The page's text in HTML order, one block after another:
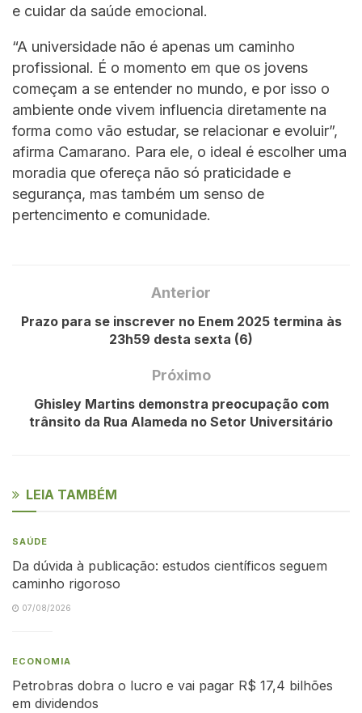
e cuidar da saúde emocional.
“A universidade não é apenas um caminho
profissional. É o momento em que os jovens
começam a se entender no mundo, e por isso o
ambiente onde vivem influencia diretamente na
forma como vão estudar, se relacionar e evoluir”,
afirma Camarano. Para ele, o ideal é escolher uma
moradia que ofereça não só praticidade e
segurança, mas também um senso de
pertencimento e comunidade.
Anterior
Prazo para se inscrever no Enem 2025 termina às
23h59 desta sexta (6)
Próximo
Ghisley Martins demonstra preocupação com
trânsito da Rua Alameda no Setor Universitário
LEIA TAMBÉM
SAÚDE
Da dúvida à publicação: estudos científicos seguem
caminho rigoroso
07/08/2026
ECONOMIA
Petrobras dobra o lucro e vai pagar R$ 17,4 bilhões
em dividendos